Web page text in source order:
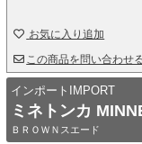
インポートIMPORT
ミネトンカ
ＢＲＯＷＮスエード
お気に入り追加
この商品を問い合わせ